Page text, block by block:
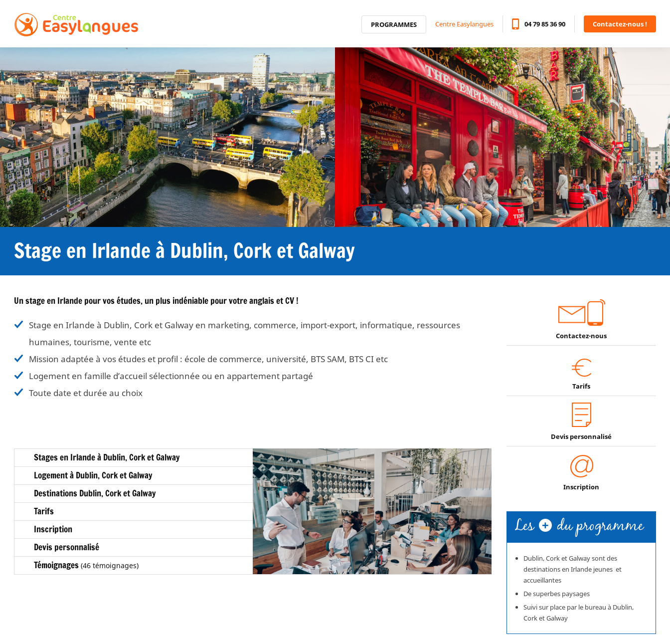
PROGRAMMES Centre Easylangues 04 79 85 36 90 Contactez-nous !
Stage en Irlande à Dublin, Cork et Galway
Un stage en Irlande pour vos études, un plus indéniable pour votre anglais et CV !
Stage en Irlande à Dublin, Cork et Galway en marketing, commerce, import-export, informatique, ressources
humaines, tourisme, vente etc
Mission adaptée à vos études et profil : école de commerce, université, BTS SAM, BTS CI etc
Logement en famille d’accueil sélectionnée ou en appartement partagé
Toute date et durée au choix
Stages en Irlande à Dublin, Cork et Galway
Logement à Dublin, Cork et Galway
Destinations Dublin, Cork et Galway
Tarifs
Inscription
Devis personnalisé
Témoignages (46 témoignages)
Contactez-nous
Tarifs
Devis personnalisé
Inscription
Les + du programme
Dublin, Cork et Galway sont des
destinations en Irlande jeunes et
accueillantes
De superbes paysages
Suivi sur place par le bureau à Dublin,
Cork et Galway